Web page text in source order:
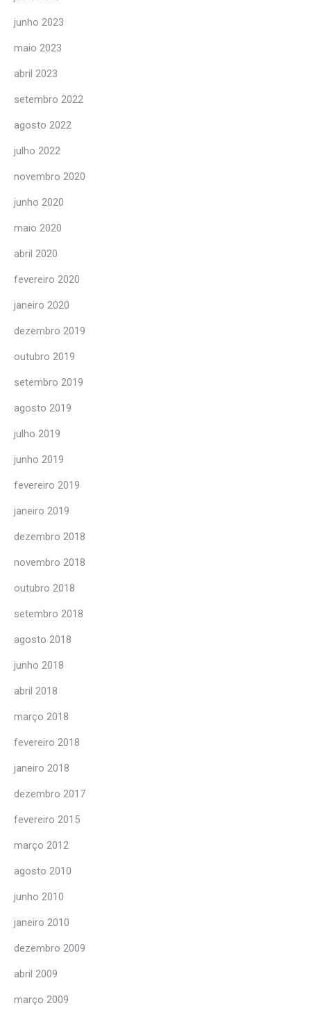
junho 2023
maio 2023
abril 2023
setembro 2022
agosto 2022
julho 2022
novembro 2020
junho 2020
maio 2020
abril 2020
fevereiro 2020
janeiro 2020
dezembro 2019
outubro 2019
setembro 2019
agosto 2019
julho 2019
junho 2019
fevereiro 2019
janeiro 2019
dezembro 2018
novembro 2018
outubro 2018
setembro 2018
agosto 2018
junho 2018
abril 2018
março 2018
fevereiro 2018
janeiro 2018
dezembro 2017
fevereiro 2015
março 2012
agosto 2010
junho 2010
janeiro 2010
dezembro 2009
abril 2009
março 2009